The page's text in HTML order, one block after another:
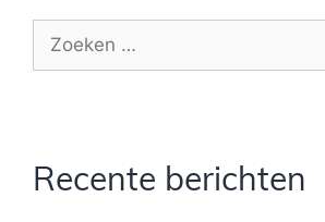
Recente berichten